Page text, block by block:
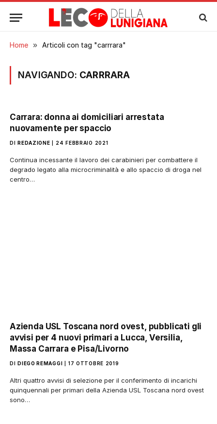
Home » Articoli con tag "carrrara"
NAVIGANDO: CARRRARA
Carrara: donna ai domiciliari arrestata
nuovamente per spaccio
DI REDAZIONE 24 FEBBRAIO 2021
Continua incessante il lavoro dei carabinieri per combattere il
degrado legato alla microcriminalità e allo spaccio di droga nel
centro…
Azienda USL Toscana nord ovest, pubblicati gli
avvisi per 4 nuovi primari a Lucca, Versilia,
Massa Carrara e Pisa/Livorno
DI DIEGO REMAGGI 17 OTTOBRE 2019
Altri quattro avvisi di selezione per il conferimento di incarichi
quinquennali per primari della Azienda USL Toscana nord ovest
sono…